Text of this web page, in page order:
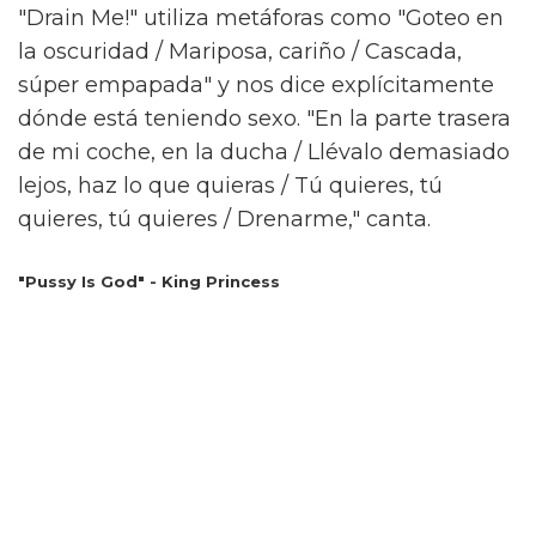
"Drain Me!" utiliza metáforas como "Goteo en
la oscuridad / Mariposa, cariño / Cascada,
súper empapada" y nos dice explícitamente
dónde está teniendo sexo. "En la parte trasera
de mi coche, en la ducha / Llévalo demasiado
lejos, haz lo que quieras / Tú quieres, tú
quieres, tú quieres / Drenarme," canta.
"Pussy Is God" - King Princess